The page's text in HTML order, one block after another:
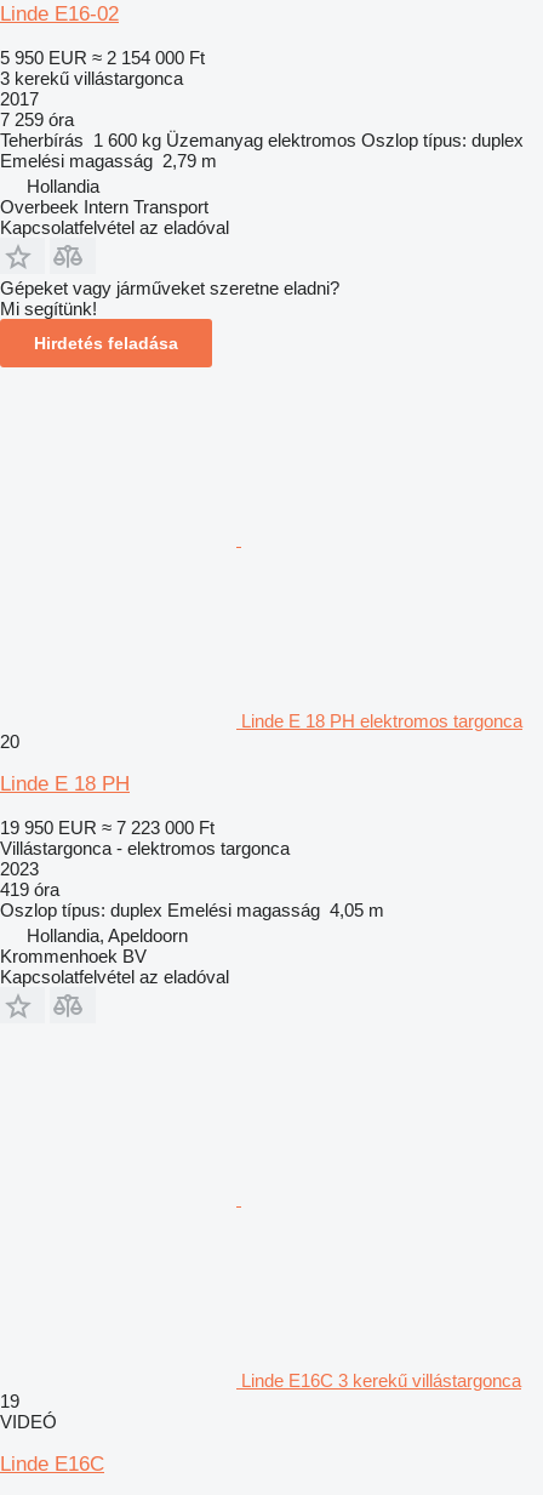
Linde E16-02
5 950 EUR ≈ 2 154 000 Ft
3 kerekű villástargonca
2017
7 259 óra
Teherbírás 1 600 kg Üzemanyag elektromos Oszlop típus: duplex
Emelési magasság 2,79 m
Hollandia
Overbeek Intern Transport
Kapcsolatfelvétel az eladóval
Gépeket vagy járműveket szeretne eladni?
Mi segítünk!
Hirdetés feladása
Linde E 18 PH elektromos targonca
20
Linde E 18 PH
19 950 EUR ≈ 7 223 000 Ft
Villástargonca - elektromos targonca
2023
419 óra
Oszlop típus: duplex Emelési magasság 4,05 m
Hollandia, Apeldoorn
Krommenhoek BV
Kapcsolatfelvétel az eladóval
Linde E16C 3 kerekű villástargonca
19
VIDEÓ
Linde E16C